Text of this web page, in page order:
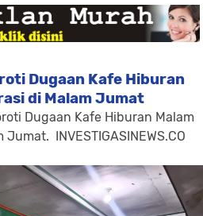
Dugaan Kafe Hiburan
di Malam Jumat
Dugaan Kafe Hiburan Malam
INVESTIGASINEWS.CO